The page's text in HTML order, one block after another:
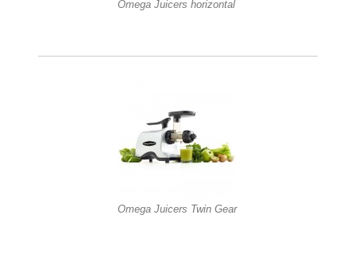
Omega Juicers horizontal
Omega Juicers Twin Gear